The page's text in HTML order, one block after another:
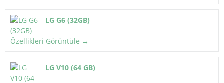
LG G6 (32GB)
Özellikleri Görüntüle →
LG V10 (64 GB)